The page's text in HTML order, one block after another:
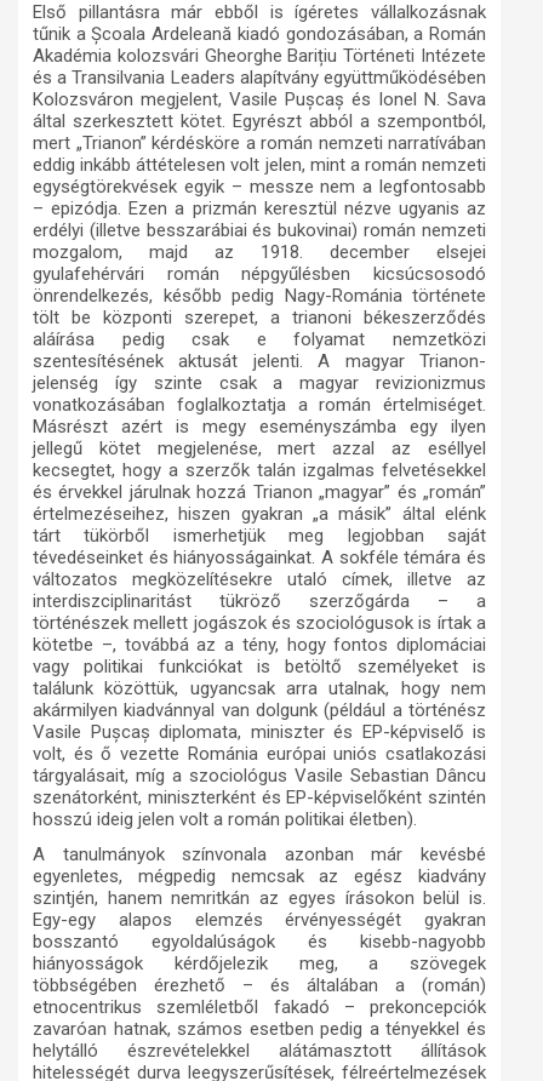
Első pillantásra már ebből is ígéretes vállalkozásnak
tűnik a Școala Ardeleană kiadó gondozásában, a Román
Akadémia kolozsvári Gheorghe Barițiu Történeti Intézete
és a Transilvania Leaders alapítvány együttműködésében
Kolozsváron megjelent, Vasile Pușcaș és Ionel N. Sava
által szerkesztett kötet. Egyrészt abból a szempontból,
mert „Trianon” kérdésköre a román nemzeti narratívában
eddig inkább áttételesen volt jelen, mint a román nemzeti
egységtörekvések egyik – messze nem a legfontosabb
– epizódja. Ezen a prizmán keresztül nézve ugyanis az
erdélyi (illetve besszarábiai és bukovinai) román nemzeti
mozgalom, majd az 1918. december elsejei
gyulafehérvári román népgyűlésben kicsúcsosodó
önrendelkezés, később pedig Nagy-Románia története
tölt be központi szerepet, a trianoni békeszerződés
aláírása pedig csak e folyamat nemzetközi
szentesítésének aktusát jelenti. A magyar Trianon-
jelenség így szinte csak a magyar revizionizmus
vonatkozásában foglalkoztatja a román értelmiséget.
Másrészt azért is megy eseményszámba egy ilyen
jellegű kötet megjelenése, mert azzal az eséllyel
kecsegtet, hogy a szerzők talán izgalmas felvetésekkel
és érvekkel járulnak hozzá Trianon „magyar” és „román”
értelmezéseihez, hiszen gyakran „a másik” által elénk
tárt tükörből ismerhetjük meg legjobban saját
tévedéseinket és hiányosságainkat. A sokféle témára és
változatos megközelítésekre utaló címek, illetve az
interdiszciplinaritást tükröző szerzőgárda – a
történészek mellett jogászok és szociológusok is írtak a
kötetbe –, továbbá az a tény, hogy fontos diplomáciai
vagy politikai funkciókat is betöltő személyeket is
találunk közöttük, ugyancsak arra utalnak, hogy nem
akármilyen kiadvánnyal van dolgunk (például a történész
Vasile Pușcaș diplomata, miniszter és EP-képviselő is
volt, és ő vezette Románia európai uniós csatlakozási
tárgyalásait, míg a szociológus Vasile Sebastian Dâncu
szenátorként, miniszterként és EP-képviselőként szintén
hosszú ideig jelen volt a román politikai életben).
A tanulmányok színvonala azonban már kevésbé
egyenletes, mégpedig nemcsak az egész kiadvány
szintjén, hanem nemritkán az egyes írásokon belül is.
Egy-egy alapos elemzés érvényességét gyakran
bosszantó egyoldalúságok és kisebb-nagyobb
hiányosságok kérdőjelezik meg, a szövegek
többségében érezhető – és általában a (román)
etnocentrikus szemléletből fakadó – prekoncepciók
zavaróan hatnak, számos esetben pedig a tényekkel és
helytálló észrevételekkel alátámasztott állítások
hitelességét durva leegyszerűsítések, félreértelmezések